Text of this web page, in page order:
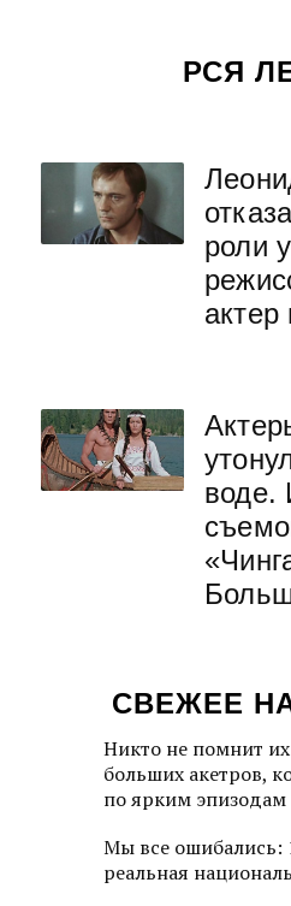
РСЯ
роли
воде.
СВЕЖЕЕ НА
Никто не помнит
больших акетров,
по ярким эпизодам
Мы все ошибались:
реальная